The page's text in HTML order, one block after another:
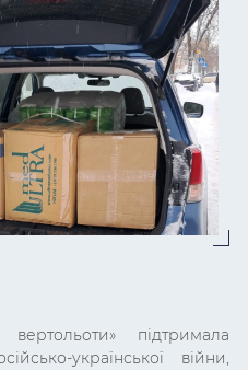
вертольоти» підтримала
української війни,